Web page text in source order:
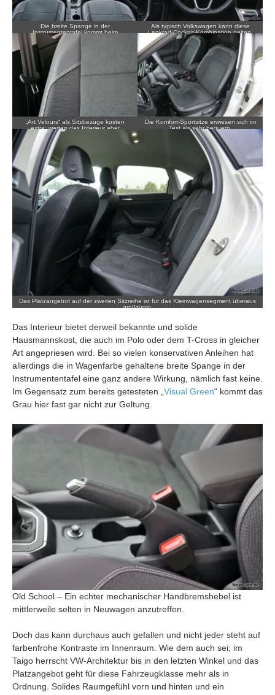
Die breite Spange in der
Instrumententafel kommt beim
Ascotgrau nicht so zur Geltung wie bei
anderen Farben.
Als typisch Volkswagen kann diese
Lenkrad-Cockpit-Kombination gelten.
„Art Velours“ als Sitzbezüge kosten
extra; werten das Interieur aber
gewaltig auf.
Die Komfort-Sportsitze erwiesen sich im
Test als sehr bequem.
Das Platzangebot auf der zweiten Sitzreihe ist für das Kleinwagensegment überaus
großzügig.
Das Interieur bietet derweil bekannte und solide
Hausmannskost, die auch im Polo oder dem T-Cross in gleicher
Art angepriesen wird. Bei so vielen konservativen Anleihen hat
allerdings die in Wagenfarbe gehaltene breite Spange in der
Instrumententafel eine ganz andere Wirkung, nämlich fast keine.
Im Gegensatz zum bereits getesteten „ Visual Green“ kommt das
Grau hier fast gar nicht zur Geltung.
Old School – Ein echter mechanischer Handbremshebel ist
mittlerweile selten in Neuwagen anzutreffen.
Doch das kann durchaus auch gefallen und nicht jeder steht auf
farbenfrohe Kontraste im Innenraum. Wie dem auch sei; im
Taigo herrscht VW-Architektur bis in den letzten Winkel und das
Platzangebot geht für diese Fahrzeugklasse mehr als in
Ordnung. Solides Raumgefühl vorn und hinten und ein